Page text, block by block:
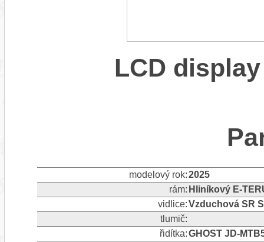
LCD
modelový rok:2025
rám: Hliníkový E-
vidlice:Vzduchová SR
tlumič:
řidítka:GHOST JD-